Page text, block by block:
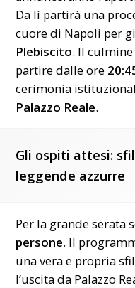
Da lì partirà una
cuore di Napoli per
Plebiscito. Il
partire dalle ore
cerimonia
Palazzo Reale.
Gli ospiti attesi:
leggende azzurre
Per la grande serata
persone. Il
una vera e propria
l’uscita da Palazzo